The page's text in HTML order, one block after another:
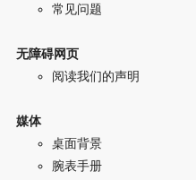
常见问题
无障碍网页
阅读我们的声明
媒体
桌面背景
腕表手册